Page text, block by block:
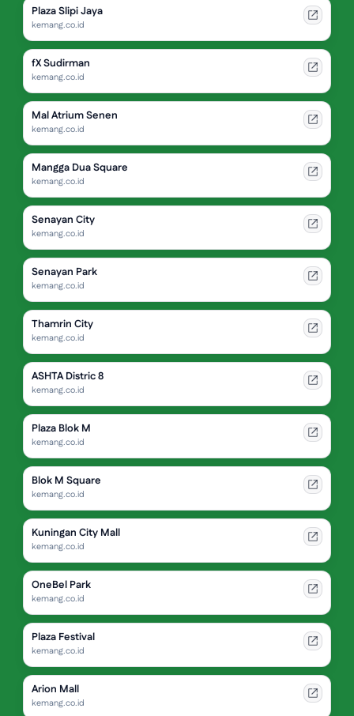
Plaza Slipi Jaya
kemang.co.id
fX Sudirman
kemang.co.id
Mal Atrium Senen
kemang.co.id
Mangga Dua Square
kemang.co.id
Senayan City
kemang.co.id
Senayan Park
kemang.co.id
Thamrin City
kemang.co.id
ASHTA Distric 8
kemang.co.id
Plaza Blok M
kemang.co.id
Blok M Square
kemang.co.id
Kuningan City Mall
kemang.co.id
OneBel Park
kemang.co.id
Plaza Festival
kemang.co.id
Arion Mall
kemang.co.id